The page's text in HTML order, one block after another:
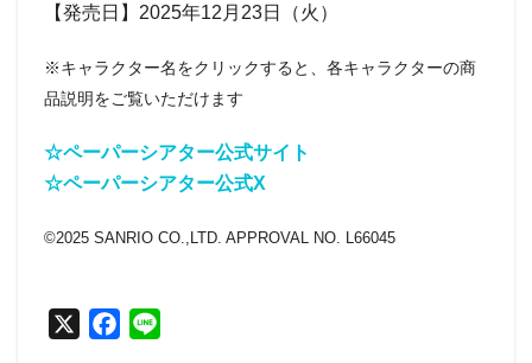
【発売日】2025年12月23日（火）
※キャラクター名をクリックすると、各キャラクターの商
品説明をご覧いただけます
☆ペーパーシアター公式サイト
☆ペーパーシアター公式X
©2025 SANRIO CO.,LTD. APPROVAL NO. L66045